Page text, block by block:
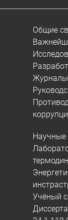
Общие
Журналы
Научные
Учёный